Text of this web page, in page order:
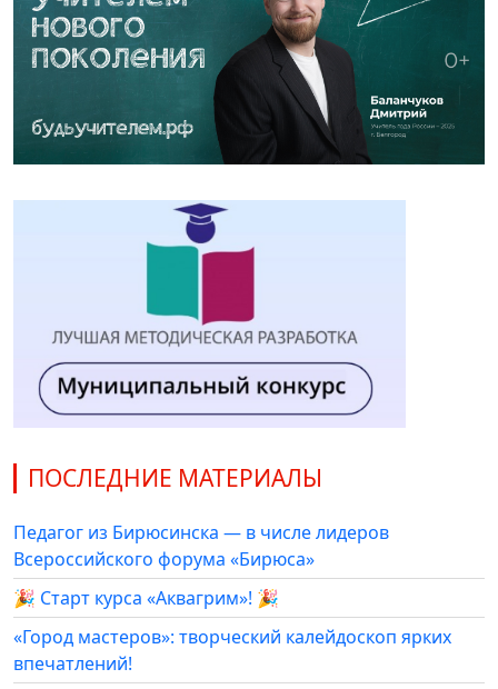
ПОСЛЕДНИЕ МАТЕРИАЛЫ
Педагог из Бирюсинска — в числе лидеров
Всероссийского форума «Бирюса»
🎉 Старт курса «Аквагрим»! 🎉
«Город мастеров»: творческий калейдоскоп ярких
впечатлений!